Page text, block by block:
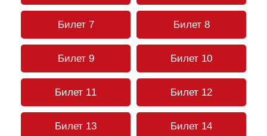
Билет 7 Билет 8
Билет 9 Билет 10
Билет 11 Билет 12
Билет 13 Билет 14